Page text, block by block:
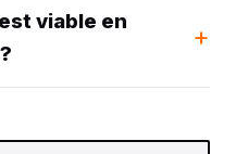
viable en